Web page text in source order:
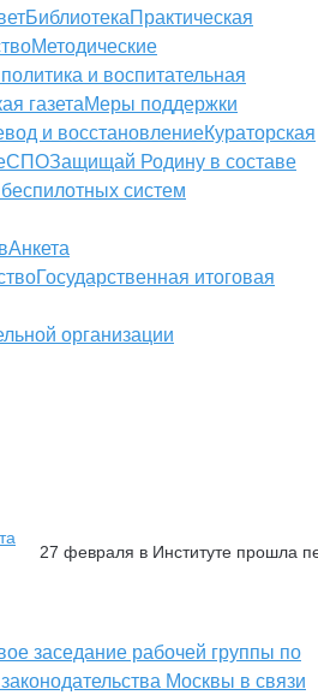
БиблиотекаПрактическая
Методические
и воспитательная
газетаМеры поддержки
и восстановлениеКураторская
СПОЗащищай Родину в составе
систем
Анкета
Государственная итоговая
организации
27 февраля в Институте прошла
заседание рабочей группы по
Москвы в связи